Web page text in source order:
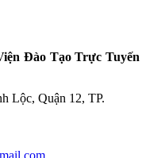
Đào Tạo Trực Tuyến
Lộc, Quận 12, TP.